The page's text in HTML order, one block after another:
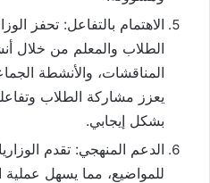
الاهتمام بالتفاعل: تحفز
الطلاب والمعلم من خلال
المناقشات، والأنشطة
يعزز مشاركة الطلاب
بشكل إيجابي.
الدعم المنهجي: تقدم
للمواضيع، مما يسهل عملية